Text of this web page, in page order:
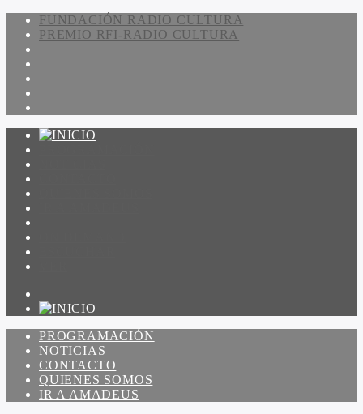
FUNDACIÓN RADIO CULTURA
PREMIO RFI-RADIO CULTURA
PROGRAMACIÓN
NOTICIAS
CONTACTO
QUIENES SOMOS
IR A AMADEUS